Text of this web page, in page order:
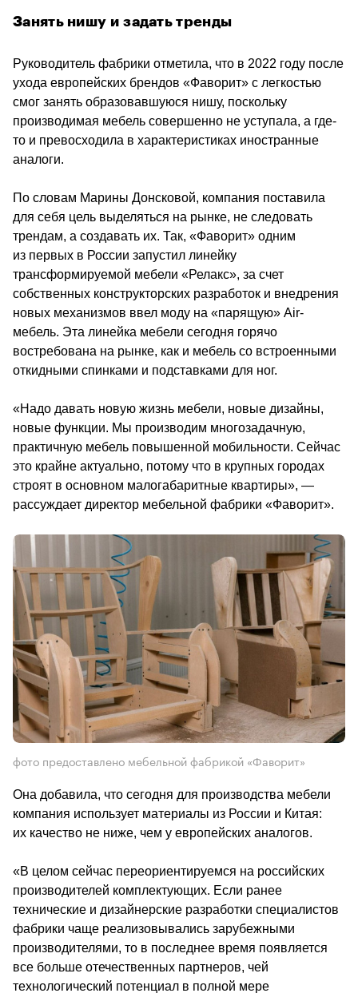
Занять нишу и задать тренды
Руководитель фабрики отметила, что в 2022 году после
ухода европейских брендов «Фаворит» с легкостью
смог занять образовавшуюся нишу, поскольку
производимая мебель совершенно не уступала, а где-
то и превосходила в характеристиках иностранные
аналоги.
По словам Марины Донсковой, компания поставила
для себя цель выделяться на рынке, не следовать
трендам, а создавать их. Так, «Фаворит» одним
из первых в России запустил линейку
трансформируемой мебели «Релакс», за счет
собственных конструкторских разработок и внедрения
новых механизмов ввел моду на «парящую» Air-
мебель. Эта линейка мебели сегодня горячо
востребована на рынке, как и мебель со встроенными
откидными спинками и подставками для ног.
«Надо давать новую жизнь мебели, новые дизайны,
новые функции. Мы производим многозадачную,
практичную мебель повышенной мобильности. Сейчас
это крайне актуально, потому что в крупных городах
строят в основном малогабаритные квартиры», —
фото предоставлено мебельной фабрикой «Фаворит»
Она добавила, что сегодня для производства мебели
компания использует материалы из России и Китая:
их качество не ниже, чем у европейских аналогов.
«В целом сейчас переориентируемся на российских
производителей комплектующих. Если ранее
технические и дизайнерские разработки специалистов
фабрики чаще реализовывались зарубежными
производителями, то в последнее время появляется
все больше отечественных партнеров, чей
технологический потенциал в полной мере